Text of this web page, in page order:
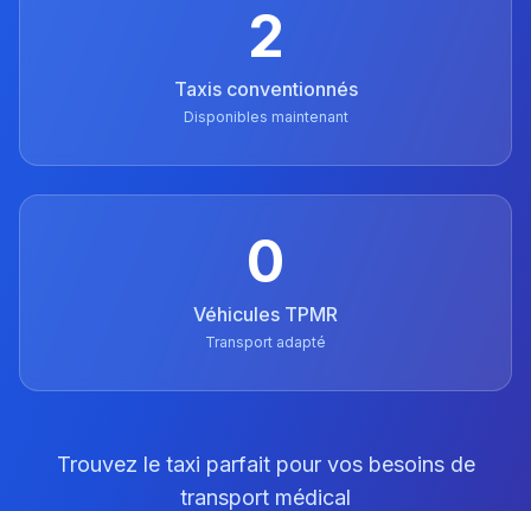
2
Taxis conventionnés
Disponibles maintenant
0
Véhicules TPMR
Transport adapté
Trouvez le taxi parfait pour vos besoins de
transport médical